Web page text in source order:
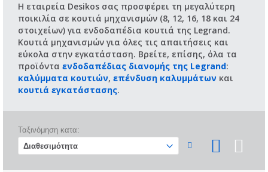
Η εταιρεία Desikos σας προσφέρει τη μεγαλύτερη
ποικιλία σε κουτιά μηχανισμών (8, 12, 16, 18 και 24
στοιχείων) για ενδοδαπέδια κουτιά της Legrand.
Κουτιά μηχανισμών για όλες τις απαιτήσεις και
εύκολα στην εγκατάσταση. Βρείτε, επίσης, όλα τα
προϊόντα ενδοδαπέδιας διανομής της Legrand:
καλύμματα κουτιών, επένδυση καλυμμάτων και
κουτιά εγκατάστασης.
Ταξινόμηση κατα: